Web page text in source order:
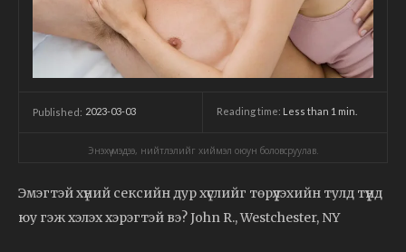
Published: 2023-03-03 Reading time: Less than 1 min.
Энэхүү мэдээ, нийтлэлийг хиймэл оюун боловсруулав.
Эмэгтэй хүний сексийн дур хүслийг төрүүлэхийн тулд түүнд
юу гэж хэлэх хэрэгтэй вэ? John R., Westchester, NY